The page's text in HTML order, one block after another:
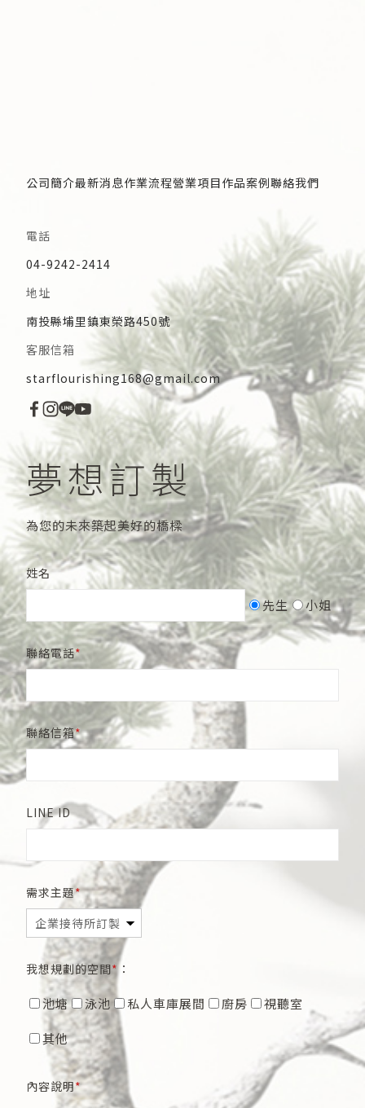
公司簡介最新消息作業流程營業項目作品案例聯絡我們
電話
04-9242-2414
地址
南投縣埔里鎮東榮路450號
客服信箱
starflourishing168@gmail.com
夢想訂製
為您的未來築起美好的橋樑
姓名
先生 小姐
聯絡電話
聯絡信箱
LINE ID
需求主題
我想規劃的空間 ：
池塘 泳池 私人車庫展間 廚房 視聽室
其他
內容說明